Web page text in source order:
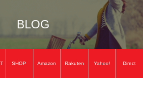
BLOG
SHOP Amazon Rakuten Yahoo! Direct